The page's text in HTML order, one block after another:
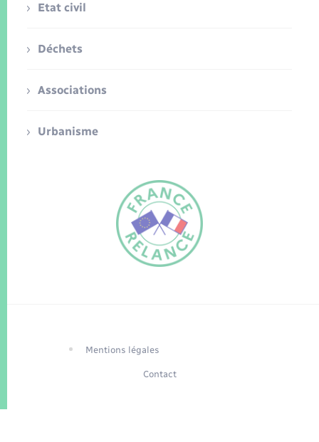
Etat civil
Déchets
Associations
Urbanisme
Mentions légales
Contact